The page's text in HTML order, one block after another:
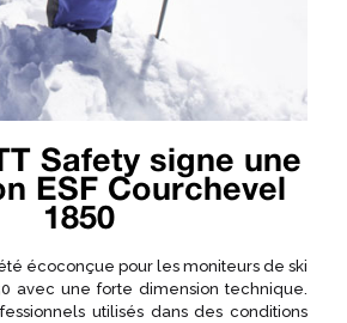
Safety signe une
ESF Courchevel
1850
écoconçue pour les moniteurs de ski
avec une forte dimension technique.
utilisés dans des conditions